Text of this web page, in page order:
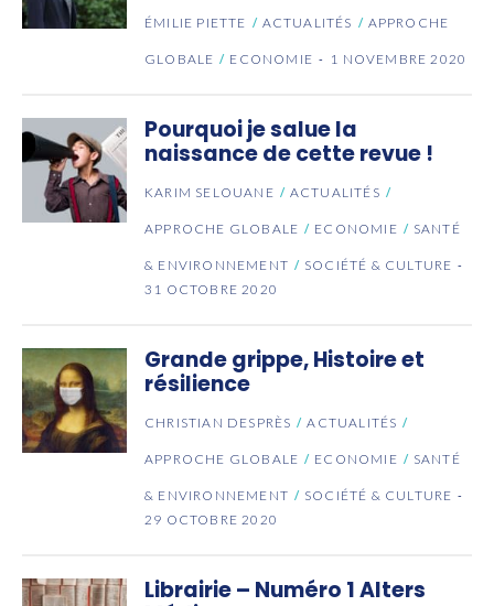
ÉMILIE PIETTE ACTUALITÉS APPROCHE
GLOBALE ECONOMIE 1 NOVEMBRE 2020
Pourquoi je salue la
naissance de cette revue !
KARIM SELOUANE ACTUALITÉS
APPROCHE GLOBALE ECONOMIE SANTÉ
& ENVIRONNEMENT
SOCIÉTÉ & CULTURE
31 OCTOBRE 2020
Grande grippe, Histoire et
résilience
CHRISTIAN DESPRÈS ACTUALITÉS
APPROCHE GLOBALE ECONOMIE SANTÉ
& ENVIRONNEMENT
SOCIÉTÉ & CULTURE
29 OCTOBRE 2020
Librairie – Numéro 1 Alters